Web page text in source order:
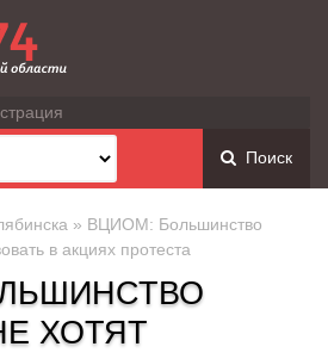
Поиск
» ВЦИОМ: Большинство
в акциях протеста
ХОТЯТ